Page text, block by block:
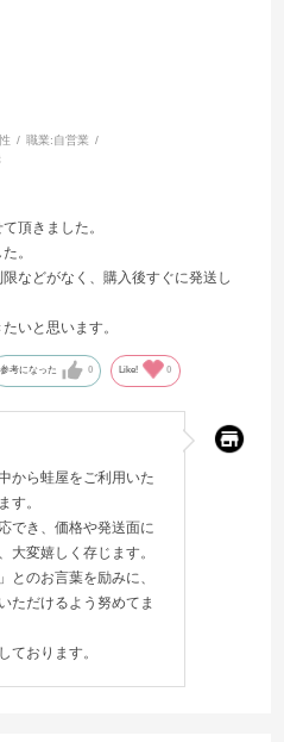
職業:自営業
頂きました。
。
などがなく、購入後すぐに発送し
いと思います。
参考になった 0 Like! 0
から蛙屋をご利用いた
す。
でき、価格や発送面に
大変嬉しく存じます。
とのお言葉を励みに、
ただけるよう努めてま
ております。